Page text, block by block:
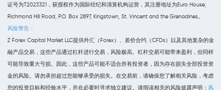
证号为T2023321，获授权作为国际经纪和清算机构运营，其注册地址为Euro House,
Richmond Hill Road, P.O. Box 2897, Kingstown, St. Vincent and the Grenadines。
风险警告：
Z Forex Capital Market LLC提供外汇（Forex）、差价合约（CFDs）以及其他复杂的金
融产品交易，这些产品通过杠杆进行交易，风险极高。杠杆交易可能带来盈利，但同样
可能导致重大亏损。因此，这些产品可能不适合所有投资者，因为存在损失全部投资资
金的风险。请勿承担超过您能够承受的损失。在交易前，请确保您了解相关风险，考虑
您的投资目标和经验水平，并在必要时寻求独立建议。请阅读相关的风险披露声明： 风